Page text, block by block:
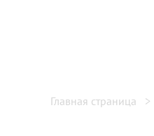
Главная страница